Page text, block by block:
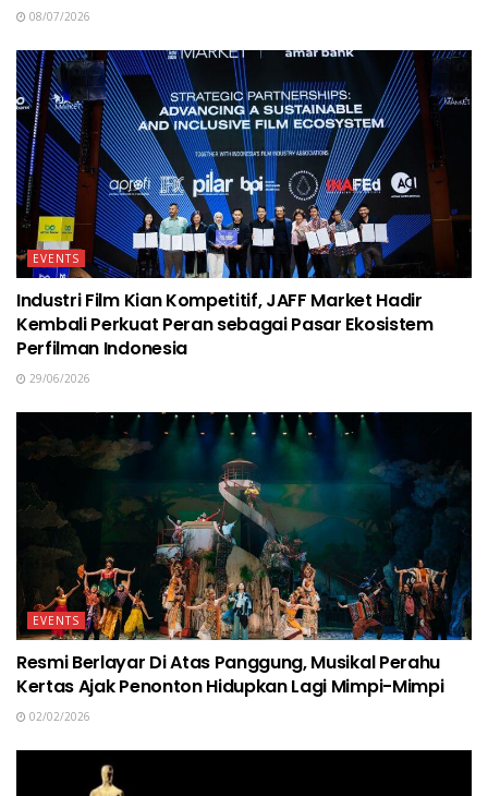
08/07/2026
EVENTS
Industri Film Kian Kompetitif, JAFF Market Hadir
Kembali Perkuat Peran sebagai Pasar Ekosistem
Perfilman Indonesia
29/06/2026
EVENTS
Resmi Berlayar Di Atas Panggung, Musikal Perahu
Kertas Ajak Penonton Hidupkan Lagi Mimpi-Mimpi
02/02/2026